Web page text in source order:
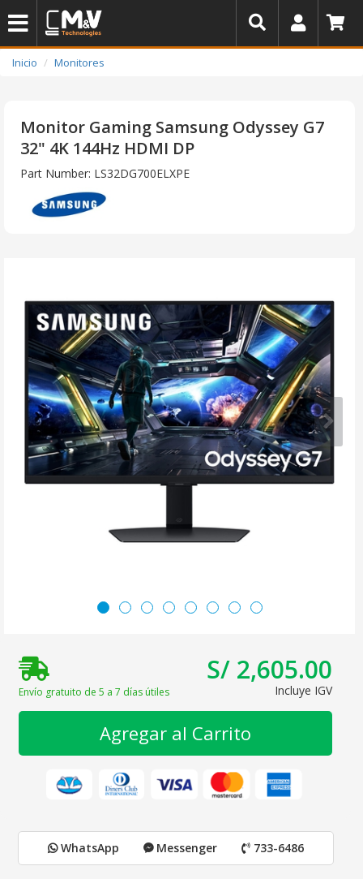
Inicio Monitores
Monitor Gaming Samsung Odyssey G7
32" 4K 144Hz HDMI DP
Part Number: LS32DG700ELXPE
Envío gratuito de 5 a 7 días útiles
S/ 2,605.00
Incluye IGV
Agregar al Carrito
WhatsApp Messenger 733-6486